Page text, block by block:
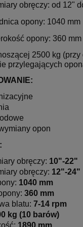
obręczy: od 12"
opony: 1040 mm
opony: 360 mm
2500 kg
przylegających
opon
obręczy: 10"-22"
obręczy: 12"-24"
1040 mm
360 mm
blatu: 7-14 rpm
kg (10 barów)